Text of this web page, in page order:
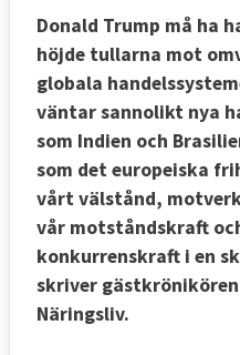
Donald Trump må ha
höjde tullarna mot
globala
väntar sannolikt nya
som Indien och
som det europeiska
vårt välstånd,
vår motståndskraft
konkurrenskraft i en
skriver
Näringsliv.